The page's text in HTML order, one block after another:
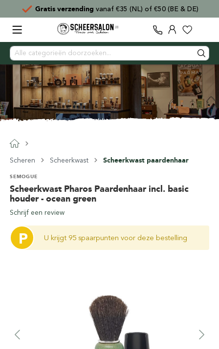
Gratis verzending vanaf €35 (NL) of €50 (BE & DE)
Scheren Scheerkwast Scheerkwast paardenhaar
Scheerkwast Pharos Paardenhaar incl. basic
houder - ocean green
SEMOGUE
Schrijf een review
P U krijgt 95 spaarpunten voor deze bestelling